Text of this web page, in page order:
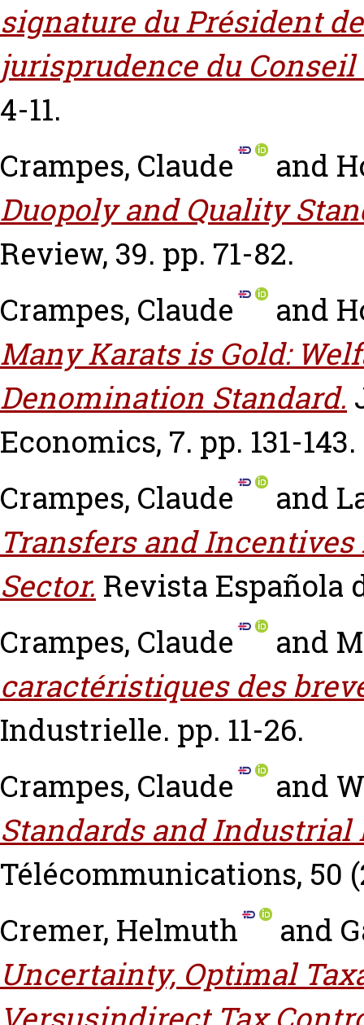
signature du Président
jurisprudence du Conseil
4-11.
Crampes, Claude
and
Duopoly and Quality
Review, 39. pp. 71-82.
Crampes, Claude
and
Many Karats is Gold:
Denomination Standard.
Economics, 7. pp. 131-143.
Crampes, Claude
and
Transfers and
Sector. Revista Española
Crampes, Claude
and
caractéristiques des
Industrielle. pp. 11-26.
Crampes, Claude
and
Standards and Industrial
Télécommunications, 50
Cremer, Helmuth
and
Uncertainty, Optimal